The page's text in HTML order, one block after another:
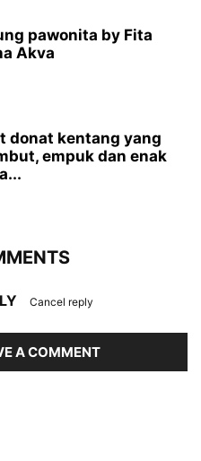
pawonita by Fita
Akva
donat kentang yang
empuk dan enak
Cancel reply
A COMMENT